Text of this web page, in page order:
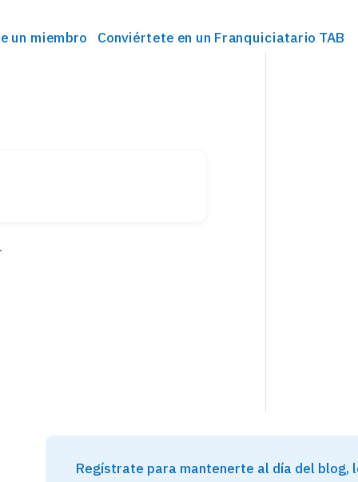
un miembro Conviértete en un Franquiciatario TAB
Regístrate para mantenerte al día del blog,